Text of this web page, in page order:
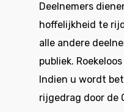
Deelnemers
hoffelijkheid te
alle andere
publiek.
Indien u wordt
rijgedrag door de